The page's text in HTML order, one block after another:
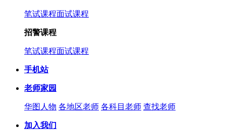
笔试课程面试课程
招警课程
笔试课程面试课程
手机站
老师家园
华图人物 各地区老师 各科目老师 查找老师
加入我们